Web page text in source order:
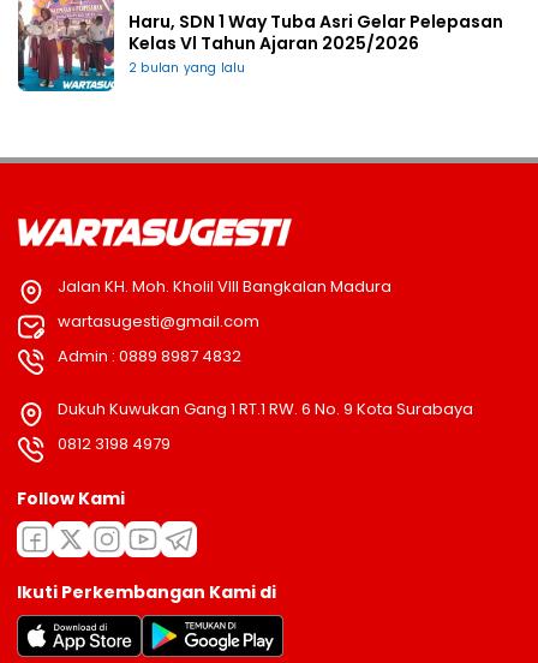
Haru, SDN 1 Way Tuba Asri Gelar Pelepasan
Kelas Vl Tahun Ajaran 2025/2026
2 bulan yang lalu
Jalan KH. Moh. Kholil VIII Bangkalan Madura
wartasugesti@gmail.com
Admin : 0889 8987 4832
Dukuh Kuwukan Gang 1 RT.1 RW. 6 No. 9 Kota Surabaya
0812 3198 4979
Follow Kami
Ikuti Perkembangan Kami di